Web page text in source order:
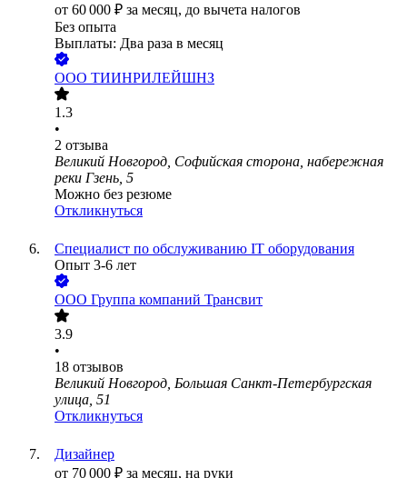
от 60 000 ₽ за месяц, до вычета налогов
Без опыта
Выплаты: Два раза в месяц
ООО ТИИНРИЛЕЙШНЗ
1.3
•
2 отзыва
Великий Новгород, Софийская сторона, набережная
реки Гзень, 5
Можно без резюме
Откликнуться
Специалист по обслуживанию IT оборудования
Опыт 3-6 лет
ООО Группа компаний Трансвит
3.9
•
18 отзывов
Великий Новгород, Большая Санкт-Петербургская
улица, 51
Откликнуться
Дизайнер
от 70 000 ₽ за месяц, на руки